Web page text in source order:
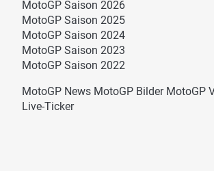
MotoGP Saison 2026
MotoGP Saison 2025
MotoGP Saison 2024
MotoGP Saison 2023
MotoGP Saison 2022
MotoGP News MotoGP Bilder MotoGP
Live-Ticker